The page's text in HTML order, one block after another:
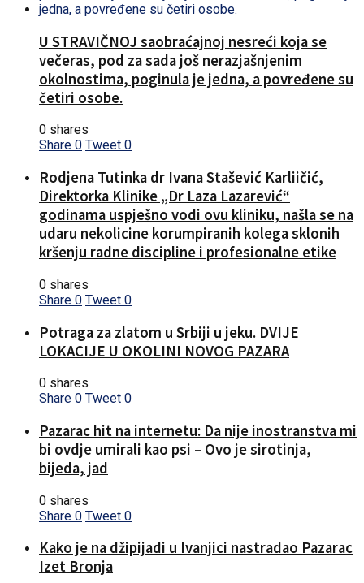
U STRAVIČNOJ saobraćajnoj nesreći koja se
večeras, pod za sada još nerazjašnjenim
okolnostima, poginula je jedna, a povređene su
četiri osobe.
0 shares
Share 0 Tweet 0
Rodjena Tutinka dr Ivana Stašević Karliičić,
Direktorka Klinike „Dr Laza Lazarević“
godinama uspješno vodi ovu kliniku, našla se na
udaru nekolicine korumpiranih kolega sklonih
kršenju radne discipline i profesionalne etike
0 shares
Share 0 Tweet 0
Potraga za zlatom u Srbiji u jeku. DVIJE
LOKACIJE U OKOLINI NOVOG PAZARA
0 shares
Share 0 Tweet 0
Pazarac hit na internetu: Da nije inostranstva mi
bi ovdje umirali kao psi – Ovo je sirotinja,
bijeda, jad
0 shares
Share 0 Tweet 0
Kako je na džipijadi u Ivanjici nastradao Pazarac
Izet Bronja